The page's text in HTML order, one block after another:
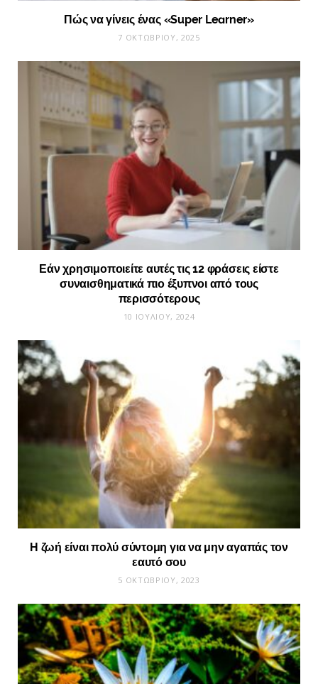
Πώς να γίνεις ένας «Super Learner»
7 ΟΚΤΩΒΡΊΟΥ, 2025
Εάν χρησιμοποιείτε αυτές τις 12 φράσεις είστε
συναισθηματικά πιο έξυπνοι από τους
περισσότερους
10 ΙΟΥΛΊΟΥ, 2024
Η ζωή είναι πολύ σύντομη για να μην αγαπάς τον
εαυτό σου
5 ΟΚΤΩΒΡΊΟΥ, 2023